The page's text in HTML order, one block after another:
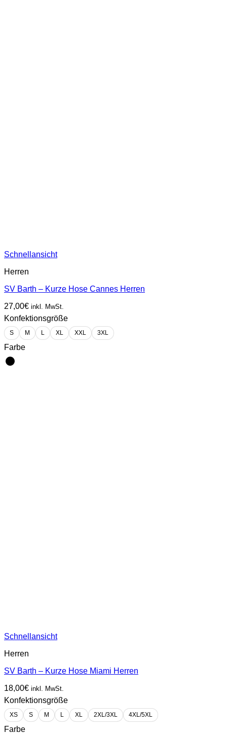
Schnellansicht
Herren
SV Barth – Kurze Hose Cannes Herren
27,00€ inkl. MwSt.
Konfektionsgröße
S M L XL XXL 3XL
Farbe
Schnellansicht
Herren
SV Barth – Kurze Hose Miami Herren
18,00€ inkl. MwSt.
Konfektionsgröße
XS S M L XL 2XL/3XL 4XL/5XL
Farbe